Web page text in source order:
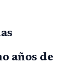
años de